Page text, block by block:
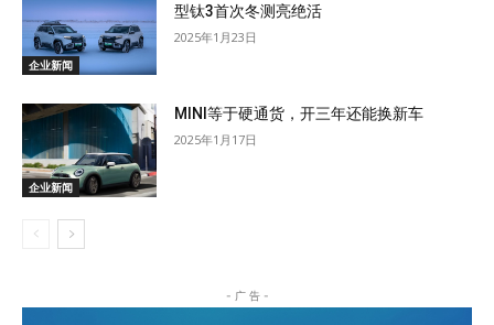
企业新闻
型钛3首次冬测亮绝活
2025年1月23日
企业新闻
MINI等于硬通货，开三年还能换新车
2025年1月17日
- 广 告 -